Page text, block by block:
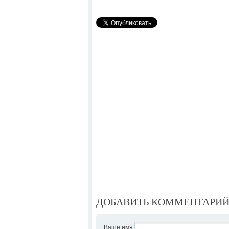
ДОБАВИТЬ КОММЕНТАРИЙ
Ваше имя